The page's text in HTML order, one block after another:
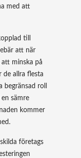
med att
till
att när
minska på
de allra flesta
begränsad roll
sämre
kommer
företags